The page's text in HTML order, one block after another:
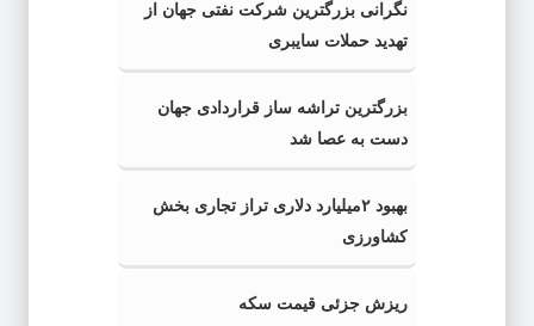
نگرانی بزرگترین شرکت نفتی جهان از
تهدید حملات سایبری
بزرگترین تراشه ساز قراردادی جهان
دست به عصا شد
بهبود ۲میلیارد دلاری تراز تجاری بخش
کشاورزی
ریزش جزئی قیمت سکه